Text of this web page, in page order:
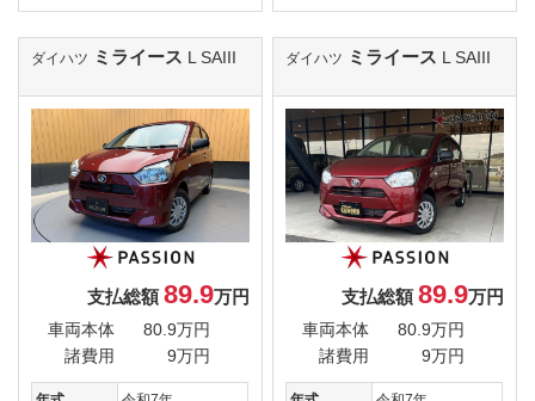
ダイハツ ミライース L SAIII
支払総額89.9万円
車両本体
80.9万円
諸費用
9万円
ダイハツ ミライース L SAIII
支払総額89.9万円
車両本体
80.9万円
諸費用
9万円